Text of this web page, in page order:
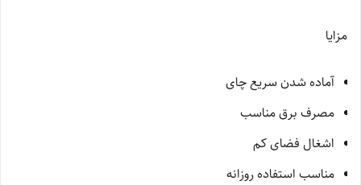
مزایا
آماده شدن سریع چای
مصرف برق مناسب
اشغال فضای کم
مناسب استفاده روزانه